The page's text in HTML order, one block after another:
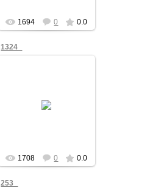
1694 0 0.0
1324_
1708 0 0.0
253_